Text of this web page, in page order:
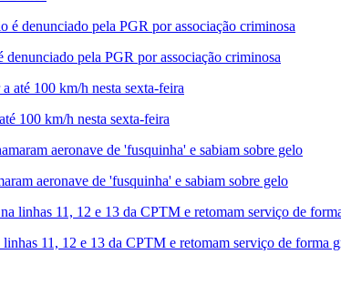
pela PGR por associação criminosa
100 km/h nesta sexta-feira
aeronave de 'fusquinha' e sabiam sobre gelo
11, 12 e 13 da CPTM e retomam serviço de forma